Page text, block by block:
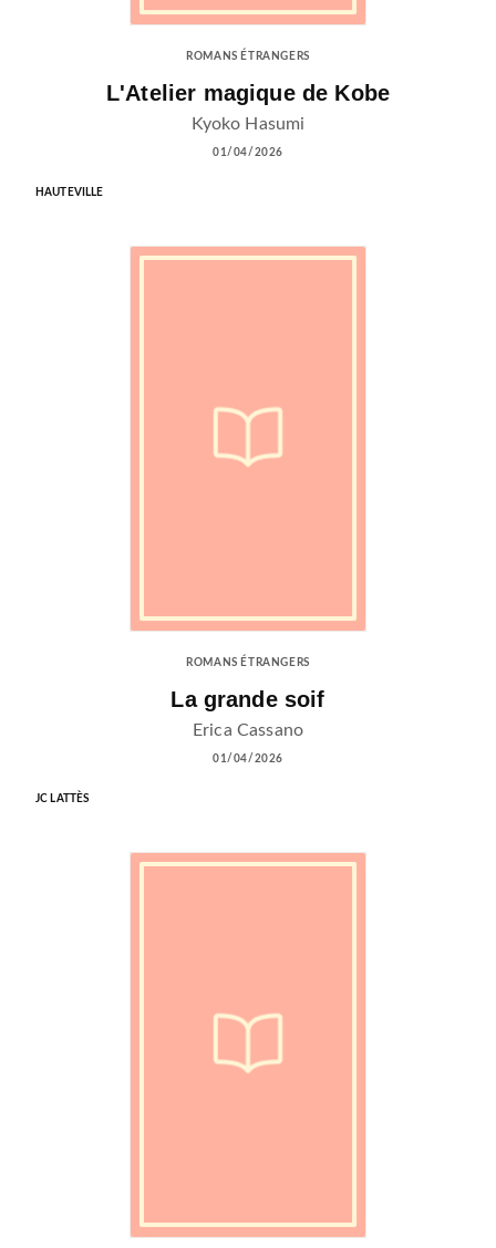
ROMANS ÉTRANGERS
L'Atelier magique de Kobe
Kyoko Hasumi
01/04/2026
HAUTEVILLE
ROMANS ÉTRANGERS
La grande soif
Erica Cassano
01/04/2026
JC LATTÈS